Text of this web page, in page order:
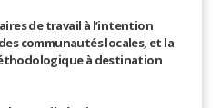
de travail à l’intention
communautés locales, et la
à destination